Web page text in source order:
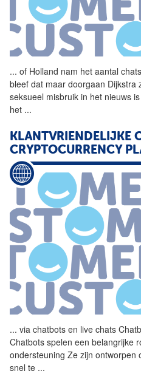
... of Holland nam het aantal chats
bleef dat maar doorgaan Dijkstra
seksueel misbruik in het nieuws
het ...
KLANTVRIENDELIJKE
CRYPTOCURRENCY
... via chatbots en live chats
Chatbots spelen een belangrijke
ondersteuning Ze zijn ontworpen
snel te ...